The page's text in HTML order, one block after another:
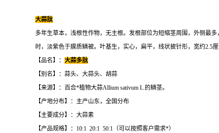
大蒜肽
多年生草本，浅根性作物，无主根。发根部位为短缩茎周围，外侧最
时，淡紫色于膜质鳞被。叶基生，实心，扁平，线状披针形，宽约2.5
【品名】： 大蒜多肽
【别名】：蒜头、大蒜头、胡蒜
【来源】：百合*植物大蒜Allium sativum L.的鳞茎。
【产地分布】：主产山东，全国分布
【主要成分】：大蒜素
【产品规格】：10:1 20:1 50:1（可以按照客户需求*）